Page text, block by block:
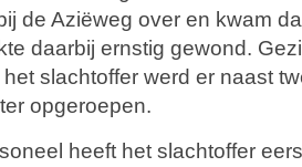
de Aziëweg over en kwam
daarbij ernstig gewond.
slachtoffer werd er naast
opgeroepen.
heeft het slachtoffer